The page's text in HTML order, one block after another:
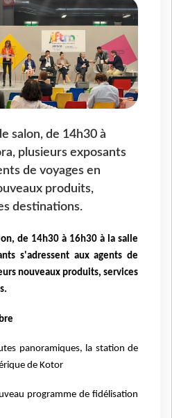
salon, de 14h30 à
plusieurs exposants
de voyages en
produits,
destinations.
de 14h30 à 16h30 à la salle
s'adressent aux agents de
nouveaux produits, services
panoramiques, la station de
de Kotor
programme de fidélisation